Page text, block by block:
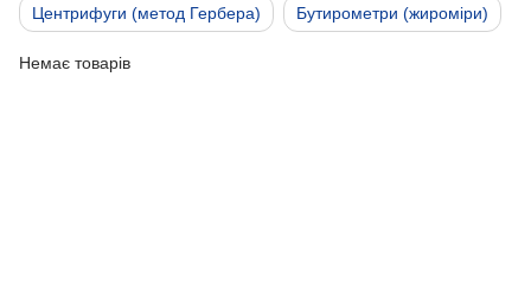
Центрифуги (метод Гербера) Бутирометри (жироміри)
Немає товарів